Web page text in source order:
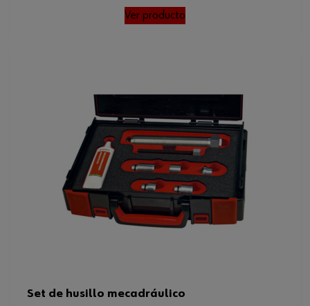
Ver producto
Set de husillo mecadráulico